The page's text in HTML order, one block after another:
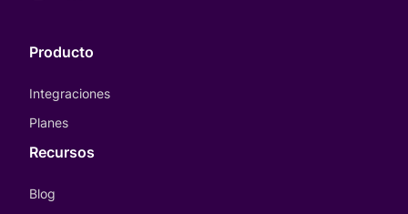
Producto
Integraciones
Planes
Recursos
Blog